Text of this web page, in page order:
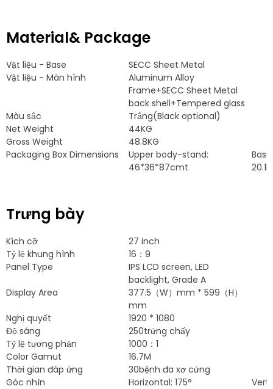
Material& Package
Vật liệu - Base
SECC Sheet Metal
Vật liệu - Màn hình
Aluminum Alloy
Frame+SECC Sheet Metal
back shell+Tempered glass
Màu sắc
Trắng(Black optional)
Net Weight
44KG
Gross Weight
48.8KG
Packaging Box Dimensions
Upper body-stand:
46*36*87cmt
Trưng bày
Kích cỡ
27 inch
Tỷ lệ khung hình
16：9
Panel Type
IPS LCD screen,LED
backlight,Grade A
Display Area
377.5 （W）mm * 599 （H）
mm
Nghị quyết
1920 * 1080
Độ sáng
250trứng chấy
Tỷ lệ tương phản
1000：1
Color Gamut
16.7M
Thời gian đáp ứng
30bệnh đa xơ cứng
Góc nhìn
Horizontal: 175°